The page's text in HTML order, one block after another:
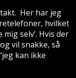
Her har jeg
hvilket
selv’. Hvis der
vil snakke, så
kan ikke